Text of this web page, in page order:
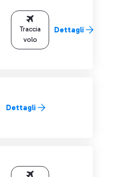
Traccia
volo
Dettagli
Dettagli